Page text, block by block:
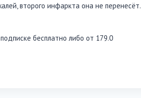
второго инфаркта она не перенесёт.
бесплатно либо от 179.0